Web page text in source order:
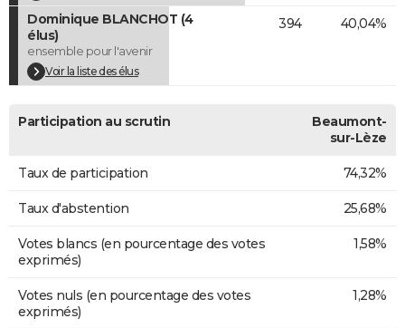
FORUM
Bricolage
Lifestyle
Culture
Sport
Auto
Television
Voyage
Cinema
Dominique BLANCHOT (4
élus)
ensemble pour l'avenir
Voir la liste des élus
394 40,04%
Participation au scrutin
Beaumont-
sur-Lèze
Taux de participation 74,32%
Taux d'abstention 25,68%
Votes blancs (en pourcentage des votes
exprimés)
1,58%
Votes nuls (en pourcentage des votes
exprimés)
1,28%